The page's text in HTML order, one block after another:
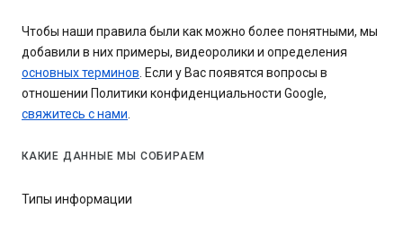
Чтобы наши правила были как можно более понятными, мы
добавили в них примеры, видеоролики и определения
основных терминов. Если у Вас появятся вопросы в
отношении Политики конфиденциальности Google,
свяжитесь с нами.
КАКИЕ ДАННЫЕ МЫ СОБИРАЕМ
Типы информации